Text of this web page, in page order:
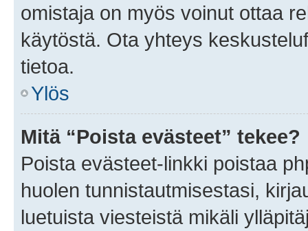
omistaja on myös voinut ottaa
käytöstä. Ota yhteys
tietoa.
Ylös
Mitä “Poista evästeet” tekee?
Poista evästeet-linkki poistaa
huolen tunnistautmisestasi,
luetuista viesteistä mikäli